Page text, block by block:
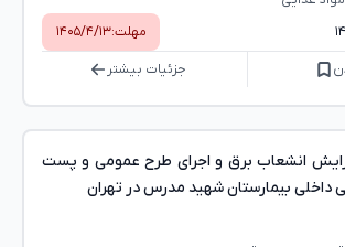
مهلت:۱۴۰۵/۴/۱۳
جزئیات بیشتر
انشعاب برق و اجرای طرح عمومی و پست
داخلی بیمارستان شهید مدرس در تهران